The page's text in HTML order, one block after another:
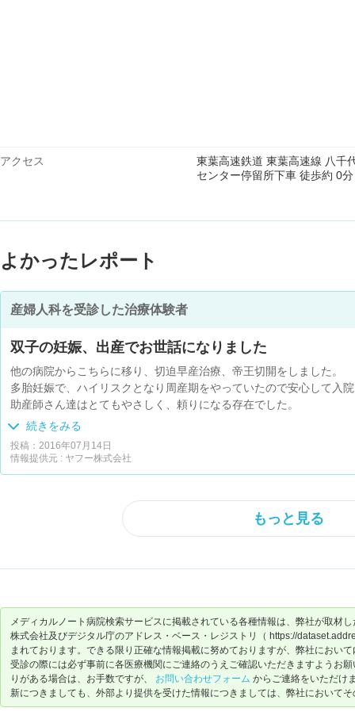
アクセス
東葉高速鉄道 東葉高速線 八千
センター停留所下車 徒歩約 0分
よかったレポート
産婦人科を受診した治療体験者
双子の妊娠、出産でお世話になりました
他の病院からこちらに移り、切迫早産治療、帝王切開をしました。
多胎妊娠で、ハイリスクとなり周産期をやっていたので安心して入
助産師さん達はとてもやさしく、頼りになる存在でした。
先生方は大学病院ということもあり、忙しそうですが回診や診察の
院内もキレイです。
続きをみる
投稿：2016年07月14日
情報提供元 : ヤフー株式会社
もっと見る
メディカルノート病院検索サービスに掲載されている各種情報は、弊社が取材
株式会社及びデジタル庁のアドレス・ベース・レジストリ（ https://
まれております。できる限り正確な情報掲載に努めておりますが、弊社におい
受診の際には必ず事前に各医療機関にご連絡のうえご確認いただきますようお
りがある場合は、お手数ですが、 お問い合わせフォーム からご連絡をいただけ
新につきましても、外部より提供を受けた情報につきましては、弊社において